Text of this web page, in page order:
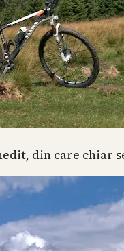
din care chiar